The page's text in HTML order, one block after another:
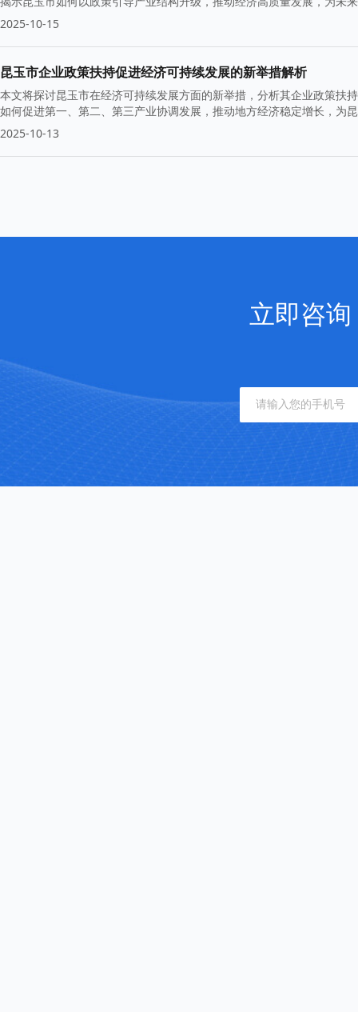
2025-10-15
昆玉市企业政策扶持促进经济可持续发展的新举措解析
本文将探讨昆玉市在经济可持续发展方面的新举措，分析其企业政策扶
如何促进第一、第二、第三产业协调发展，推动地方经济稳定增长，为
2025-10-13
立即咨